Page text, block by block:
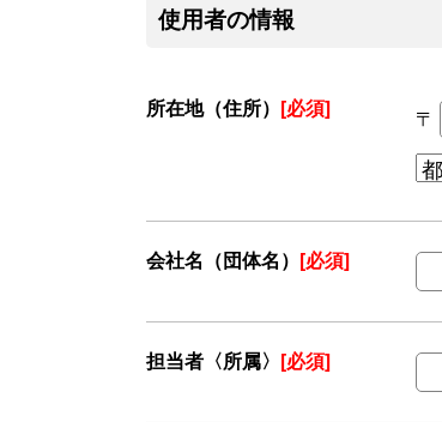
使用者の情報
所在地（住所） [必須] 〒
会社名（団体名） [必須]
担当者〈所属〉 [必須]